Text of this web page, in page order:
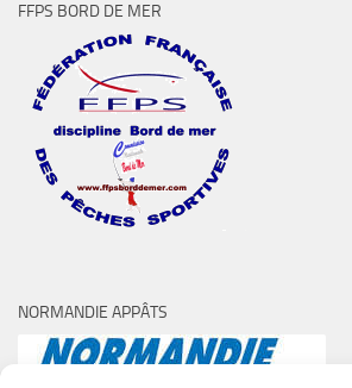
FFPS BORD DE MER
NORMANDIE APPÂTS